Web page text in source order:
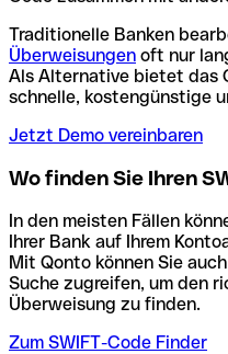
Traditionelle Banken
Überweisungen oft nur
Als Alternative bietet das
schnelle, kostengünstige
Jetzt Demo vereinbaren
Wo finden Sie Ihren
In den meisten Fällen
Ihrer Bank auf Ihrem
Mit Qonto können Sie
Suche zugreifen, um den
Überweisung zu finden.
Zum SWIFT-Code Finder